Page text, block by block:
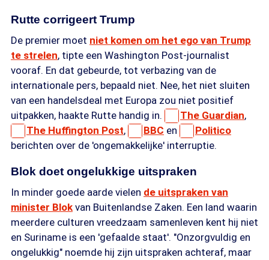
Rutte corrigeert Trump
De premier moet niet komen om het ego van Trump
te strelen, tipte een Washington Post-journalist
vooraf. En dat gebeurde, tot verbazing van de
internationale pers, bepaald niet. Nee, het niet sluiten
van een handelsdeal met Europa zou niet positief
uitpakken, haakte Rutte handig in.
The Guardian,
The Huffington Post, BBC en
Politico
berichten over de 'ongemakkelijke' interruptie.
Blok doet ongelukkige uitspraken
In minder goede aarde vielen de uitspraken van
minister Blok van Buitenlandse Zaken. Een land waarin
meerdere culturen vreedzaam samenleven kent hij niet
en Suriname is een 'gefaalde staat'. "Onzorgvuldig en
ongelukkig" noemde hij zijn uitspraken achteraf, maar